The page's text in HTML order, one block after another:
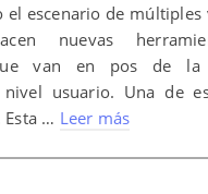
el escenario de
nuevas
van en pos de la
nivel usuario. Una de
Esta … Leer más